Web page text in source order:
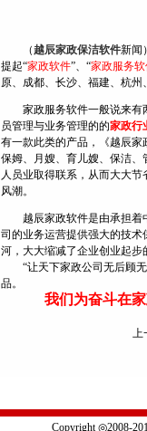
（越辰家政保洁软件新闻
提起“家政软件”、“家政服务软
原、成都、长沙、福建、杭
家政服务软件一般说来有两
员管理与业务管理的的家政行
有一款此类的产品，《越辰家
保姆、月嫂、育儿嫂、保洁
人员业取得联系，从而大大
风潮。
越辰家政软件是由承担着中
司的业务运营提供强大的技
河，大大缩减了企业创业起步
“让天下家政公司无后顾无
品。
我们为奋斗在
上
Copyright ◎2008-